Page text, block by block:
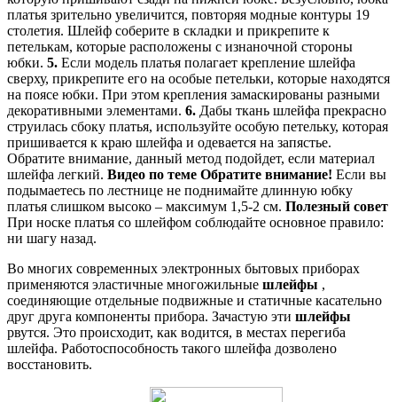
платья зрительно увеличится, повторяя модные контуры 19
столетия. Шлейф соберите в складки и прикрепите к
петелькам, которые расположены с изнаночной стороны
юбки. 5. Если модель платья полагает крепление шлейфа
сверху, прикрепите его на особые петельки, которые находятся
на поясе юбки. При этом крепления замаскированы разными
декоративными элементами. 6. Дабы ткань шлейфа прекрасно
струилась сбоку платья, используйте особую петельку, которая
пришивается к краю шлейфа и одевается на запястье.
Обратите внимание, данный метод подойдет, если материал
шлейфа легкий. Видео по теме Обратите внимание! Если вы
подымаетесь по лестнице не поднимайте длинную юбку
платья слишком высоко – максимум 1,5-2 см. Полезный совет
При носке платья со шлейфом соблюдайте основное правило:
ни шагу назад.
Во многих современных электронных бытовых приборах
применяются эластичные многожильные шлейфы ,
соединяющие отдельные подвижные и статичные касательно
друг друга компоненты прибора. Зачастую эти шлейфы
рвутся. Это происходит, как водится, в местах перегиба
шлейфа. Работоспособность такого шлейфа дозволено
восстановить.